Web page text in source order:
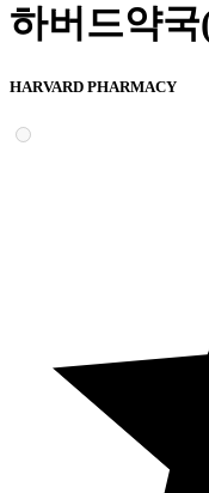
하버드약
HARVARD PHARMACY